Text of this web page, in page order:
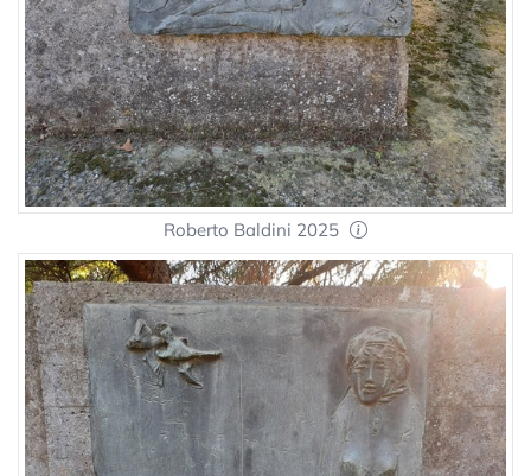
Roberto Baldini 2025